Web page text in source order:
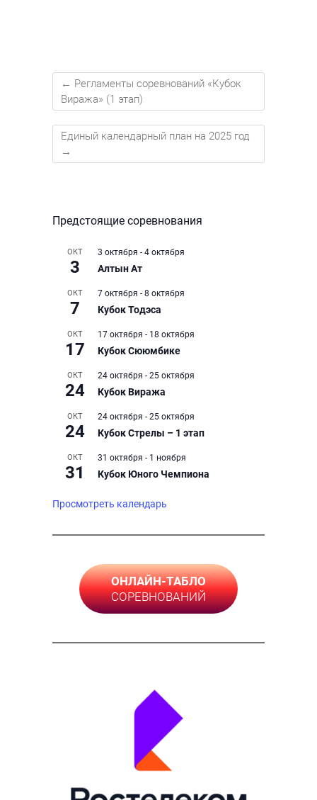
← Регламенты соревнований «Кубок
Виража» (1 этап)
Единый календарный план на 2025 год
→
Предстоящие соревнования
ОКТ
3
3 октября - 4 октября
Алтын Ат
ОКТ
7
7 октября - 8 октября
Кубок Тодэса
ОКТ
17
17 октября - 18 октября
Кубок Сююмбике
ОКТ
24
24 октября - 25 октября
Кубок Виража
ОКТ
24
24 октября - 25 октября
Кубок Стрелы – 1 этап
ОКТ
31
31 октября - 1 ноября
Кубок Юного Чемпиона
Просмотреть календарь
ОНЛАЙН-ТАБЛО
СОРЕВНОВАНИЙ